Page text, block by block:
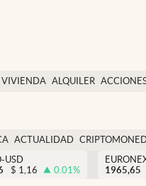
VIVIENDA ALQUILER
USA
ACTUALIDAD
USD
$ 1,16 0.01%
1965,65